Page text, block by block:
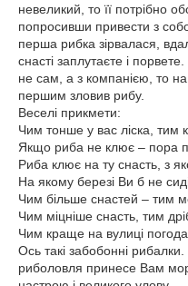
невеликий, то її потрібно
попросивши привести з
перша рибка зірвалася,
снасті заплутаєте і
не сам, а з компанією, то
першим зловив рибу.
Веселі прикмети:
Чим тонше у вас ліска, тим
Якщо риба не клює – пора
Риба клює на ту снасть, з
На якому березі Ви б не
Чим більше снастей – тим
Чим міцніше снасть, тим
Чим краще на вулиці
Ось такі забобонні
риболовля принесе Вам